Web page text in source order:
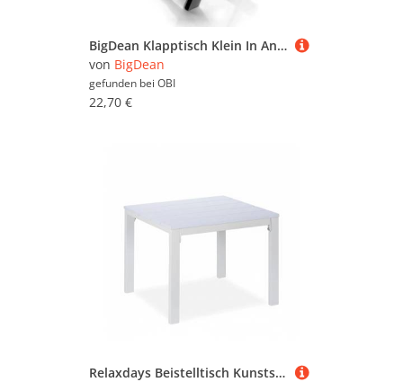
BigDean Klapptisch Klein In Anthrazit Aus Kunststoff Länge X Breite X Höhe 45x43x50cm Wetterfester Campingtisch Beistelltisch
von BigDean
gefunden bei OBI
22,70 €
Relaxdays Beistelltisch Kunststoff Stahl Weiß Wetterfest 39 cm x 52 cm x 48 cm 4,6 kg